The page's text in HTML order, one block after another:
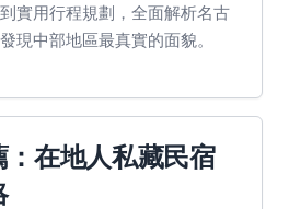
實用行程規劃，全面解析名古
現中部地區最真實的面貌。
在地人私藏民宿